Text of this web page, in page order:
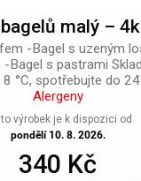
malý –
-Bagel s uzeným
Bagel s pastrami
°C, spotřebujte do
Alergeny
výrobek je k dispozici od
pondělí 10. 8. 2026.
340 Kč